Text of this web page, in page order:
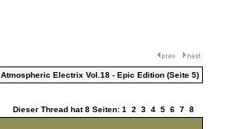
Atmospheric Electrix Vol.18 - Epic Edition (Seite 5)
Dieser Thread hat 8 Seiten: 1 2 3 4 5 6 7 8